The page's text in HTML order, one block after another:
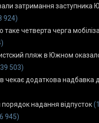
затримання заступника
924)
четверта черга
пляж в Южном
503)
чекає додаткова надбавка
порядок надання відпусток
945)